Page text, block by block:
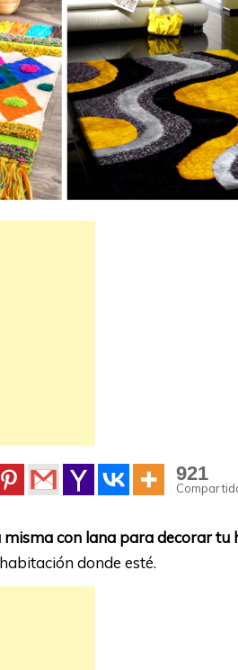
921
con lana para decorar tu
donde esté.